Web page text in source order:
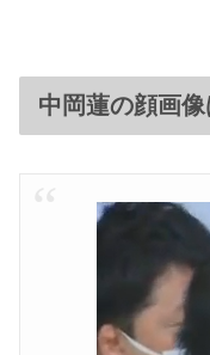
中岡蓮の顔画像